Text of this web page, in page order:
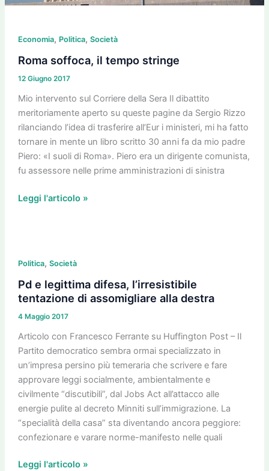
Economia, Politica, Società
Roma soffoca, il tempo stringe
12 Giugno 2017
Mio intervento sul Corriere della Sera Il dibattito
meritoriamente aperto su queste pagine da Sergio Rizzo
rilanciando l’idea di trasferire all’Eur i ministeri, mi ha fatto
tornare in mente un libro scritto 30 anni fa da mio padre
Piero: «I suoli di Roma». Piero era un dirigente comunista,
fu assessore nelle prime amministrazioni di sinistra
Leggi l'articolo »
Politica, Società
Pd e legittima difesa, l’irresistibile
tentazione di assomigliare alla destra
4 Maggio 2017
Articolo con Francesco Ferrante su Huffington Post – Il
Partito democratico sembra ormai specializzato in
un’impresa persino più temeraria che scrivere e fare
approvare leggi socialmente, ambientalmente e
civilmente “discutibili”, dal Jobs Act all’attacco alle
energie pulite al decreto Minniti sull’immigrazione. La
“specialità della casa” sta diventando ancora peggiore:
confezionare e varare norme-manifesto nelle quali
e
legittima
difesa,
tentazione
di
assomigliare
alla
destra
Leggi l'articolo »